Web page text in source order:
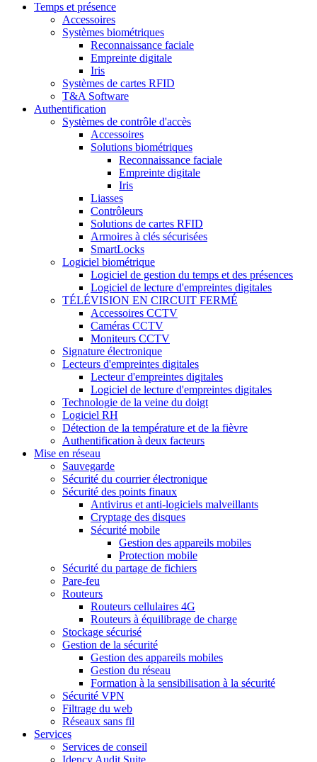
Temps et présence
Accessoires
Systèmes biométriques
Reconnaissance faciale
Empreinte digitale
Iris
Systèmes de cartes RFID
T&A Software
Authentification
Systèmes de contrôle d'accès
Accessoires
Solutions biométriques
Reconnaissance faciale
Empreinte digitale
Iris
Liasses
Contrôleurs
Solutions de cartes RFID
Armoires à clés sécurisées
SmartLocks
Logiciel biométrique
Logiciel de gestion du temps et des présences
Logiciel de lecture d'empreintes digitales
TÉLÉVISION EN CIRCUIT FERMÉ
Accessoires CCTV
Caméras CCTV
Moniteurs CCTV
Signature électronique
Lecteurs d'empreintes digitales
Lecteur d'empreintes digitales
Logiciel de lecture d'empreintes digitales
Technologie de la veine du doigt
Logiciel RH
Détection de la température et de la fièvre
Authentification à deux facteurs
Mise en réseau
Sauvegarde
Sécurité du courrier électronique
Sécurité des points finaux
Antivirus et anti-logiciels malveillants
Cryptage des disques
Sécurité mobile
Gestion des appareils mobiles
Protection mobile
Sécurité du partage de fichiers
Pare-feu
Routeurs
Routeurs cellulaires 4G
Routeurs à équilibrage de charge
Stockage sécurisé
Gestion de la sécurité
Gestion des appareils mobiles
Gestion du réseau
Formation à la sensibilisation à la sécurité
Sécurité VPN
Filtrage du web
Réseaux sans fil
Services
Services de conseil